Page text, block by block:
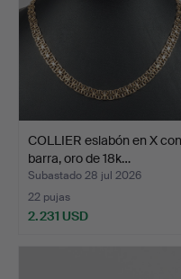
COLLIER eslabón en X con
barra, oro de 18k…
Subastado 28 jul 2026
22 pujas
2.231 USD